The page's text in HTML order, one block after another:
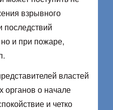
взрывного
последствий
но и при пожаре,
властей
органов о начале
и четко